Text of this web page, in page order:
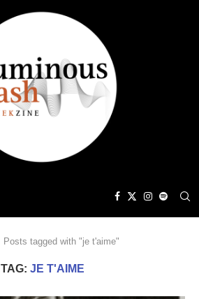
Posts tagged with "je t'aime"
TAG: JE T'AIME